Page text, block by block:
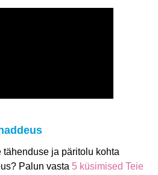
ja päritolu kohta
Palun vasta 5 küsimised Teie